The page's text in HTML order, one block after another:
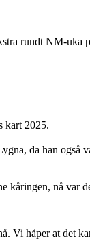
rundt NM-uka
kart 2025.
da han også
kåringen, nå var
Vi håper at det